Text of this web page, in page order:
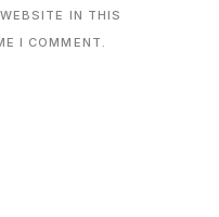
IN THIS
I COMMENT.